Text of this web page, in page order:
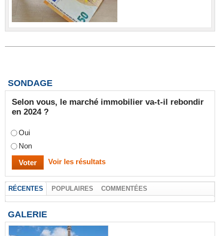
SONDAGE
Selon vous, le marché immobilier va-t-il rebondir
en 2024 ?
Oui
Non
Voir les résultats
RÉCENTES POPULAIRES COMMENTÉES
GALERIE